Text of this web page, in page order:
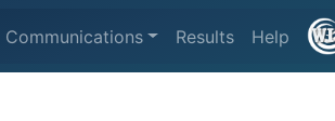
Communications Results Help